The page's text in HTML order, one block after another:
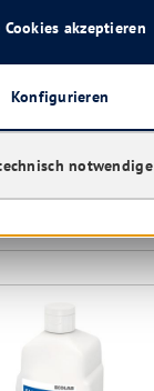
1-5 Tage
notwendige
Konfigurieren
Cookies akzeptieren